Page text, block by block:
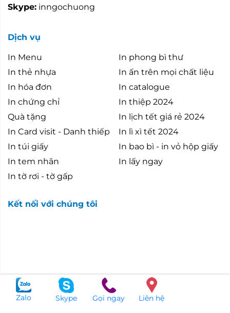
Skype: inngochuong
Dịch vụ
In Menu
In thẻ nhựa
In hóa đơn
In chứng chỉ
Quà tặng
In Card visit - Danh thiếp
In túi giấy
In tem nhãn
In tờ rơi - tờ gấp
In phong bì thư
In ấn trên mọi chất liệu
In catalogue
In thiệp 2024
In lịch tết giá rẻ 2024
In lì xì tết 2024
In bao bì - in vỏ hộp giấy
In lấy ngay
Kết nối với chúng tôi
Zalo Skype Gọi ngay Liên hệ